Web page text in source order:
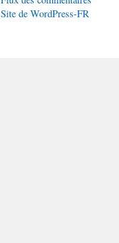
Site de WordPress-FR